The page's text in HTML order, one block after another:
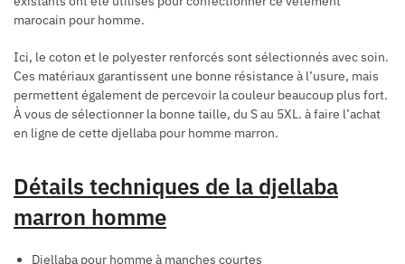
marocain pour homme.
Ici, le coton et le polyester renforcés sont sélectionnés avec soin.
Ces matériaux garantissent une bonne résistance à l’usure, mais
permettent également de percevoir la couleur beaucoup plus fort.
À vous de sélectionner la bonne taille, du S au 5XL. à faire l’achat
en ligne de cette djellaba pour homme marron.
Détails techniques de la djellaba
marron homme
Djellaba pour homme à manches courtes